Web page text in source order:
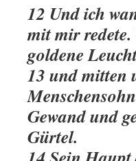
12 Und ich
mit mir
goldene
13 und mitten
Gewand und
Gürtel.